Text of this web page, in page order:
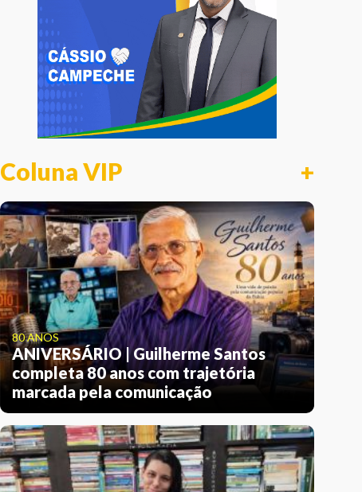
Coluna VIP +
80 ANOS
ANIVERSÁRIO | Guilherme Santos
completa 80 anos com trajetória
marcada pela comunicação